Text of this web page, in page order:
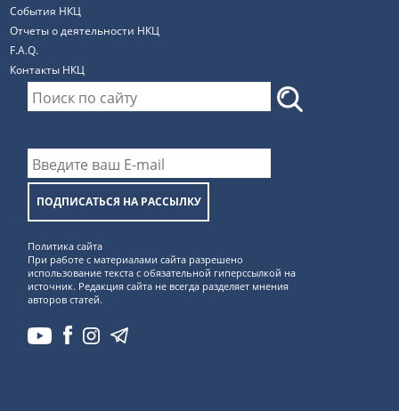
События НКЦ
Отчеты о деятельности НКЦ
F.A.Q.
Контакты НКЦ
ПОДПИСАТЬСЯ НА РАССЫЛКУ
Политика сайта
При работе с материалами сайта разрешено
использование текста с обязательной гиперссылкой на
источник. Редакция сайта не всегда разделяет мнения
авторов статей.